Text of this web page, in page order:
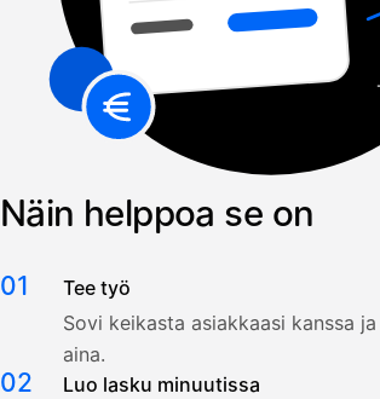
Näin helppoa se on
01
Tee työ
Sovi keikasta asiakkaasi kanssa
aina.
02
Luo lasku minuutissa